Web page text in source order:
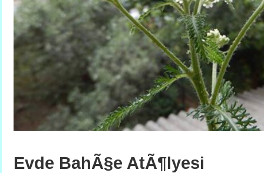
Evde BahÃ§e AtÃ¶lyesi